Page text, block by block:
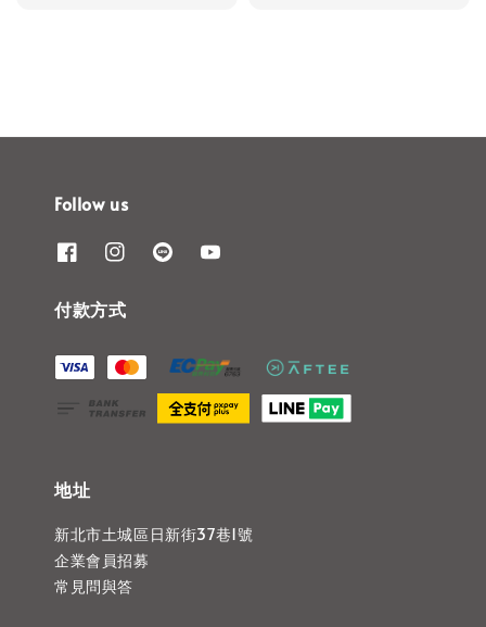
Follow us
付款方式
地址
新北市土城區日新街37巷1號
企業會員招募
常見問與答